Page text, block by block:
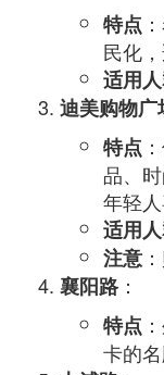
特点
民化
适用
迪美购物广
特点
品、
年轻人
适用
注意
襄阳路 ：
特点
卡的